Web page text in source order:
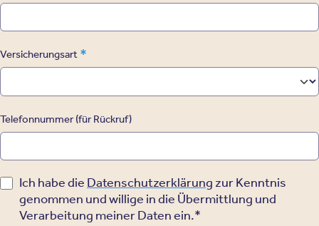
Versicherungsart *
Telefonnummer (für Rückruf)
Ich habe die Datenschutzerklärung zur Kenntnis
genommen und willige in die Übermittlung und
Verarbeitung meiner Daten ein.*